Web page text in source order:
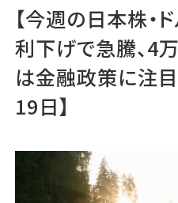
無料講座
コラム
利用者の声
運営会社
【今週の日本株・
利下げで急騰、4
は金融政策に注
19日】